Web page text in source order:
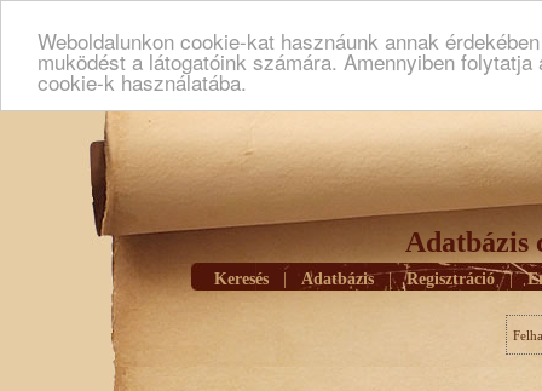
Weboldalunkon cookie-kat hasznáunk annak
muködést a látogatóink számára. Amennyiben
cookie-k használatába.
Adatbázis
Keresés Adatbázis | Regisztráció |